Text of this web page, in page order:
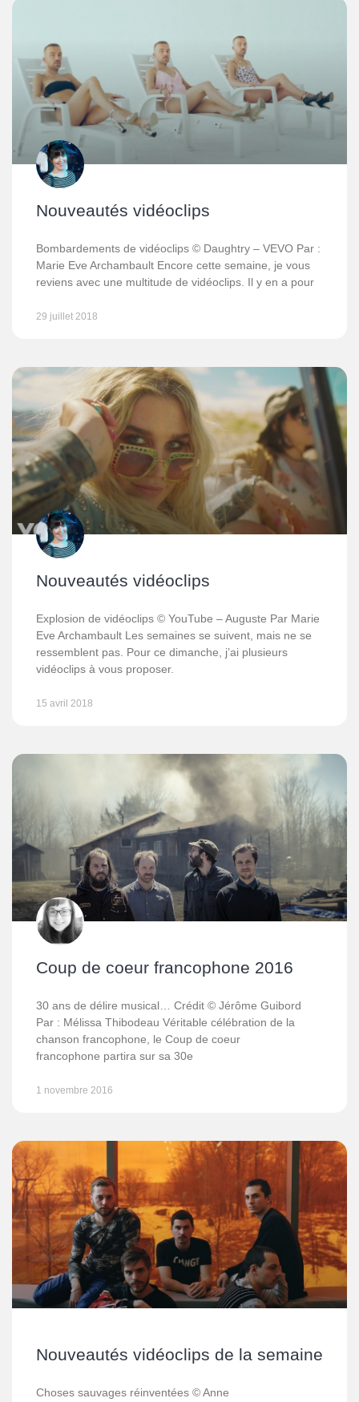
Nouveautés vidéoclips
Bombardements de vidéoclips © Daughtry – VEVO Par :
Marie Eve Archambault Encore cette semaine, je vous
reviens avec une multitude de vidéoclips. Il y en a pour
29 juillet 2018
Nouveautés vidéoclips
Explosion de vidéoclips © YouTube – Auguste Par Marie
Eve Archambault Les semaines se suivent, mais ne se
ressemblent pas. Pour ce dimanche, j’ai plusieurs
vidéoclips à vous proposer.
15 avril 2018
Coup de coeur francophone 2016
30 ans de délire musical… Crédit © Jérôme Guibord
Par : Mélissa Thibodeau Véritable célébration de la
chanson francophone, le Coup de coeur
francophone partira sur sa 30e
1 novembre 2016
Nouveautés vidéoclips de la semaine
Choses sauvages réinventées © Anne